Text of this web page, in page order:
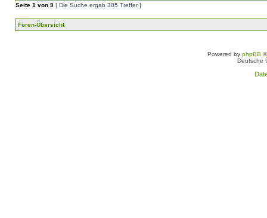
Seite 1 von 9 [ Die Suche ergab 305 Treffer ]
Foren-Übersicht
Powered by phpBB
Deutsche